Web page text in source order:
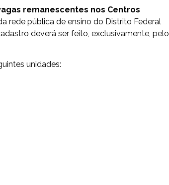
remanescentes nos Centros
rede pública de ensino do Distrito Federal
deverá ser feito, exclusivamente, pelo
unidades: